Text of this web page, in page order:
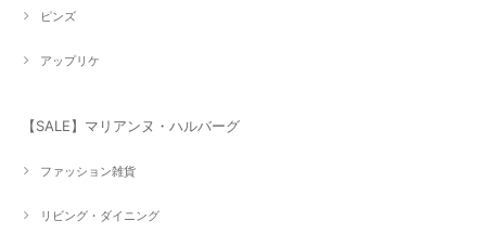
ピンズ
アップリケ
【SALE】マリアンヌ・ハルバーグ
ファッション雑貨
リビング・ダイニング